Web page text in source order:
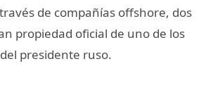
de compañías offshore, dos
propiedad oficial de uno de los
presidente ruso.